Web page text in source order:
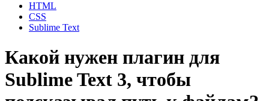
HTML
CSS
Sublime Text
Какой нужен плагин для
Sublime Text 3, чтобы